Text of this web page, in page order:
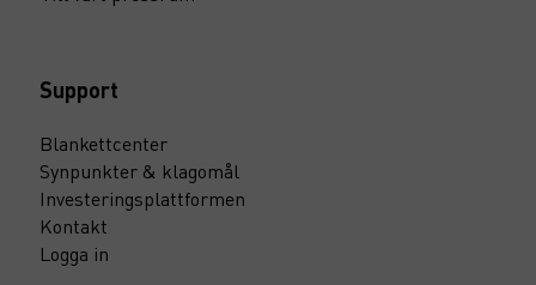
Support
Blankettcenter
Synpunkter & klagomål
Investeringsplattformen
Kontakt
Logga in